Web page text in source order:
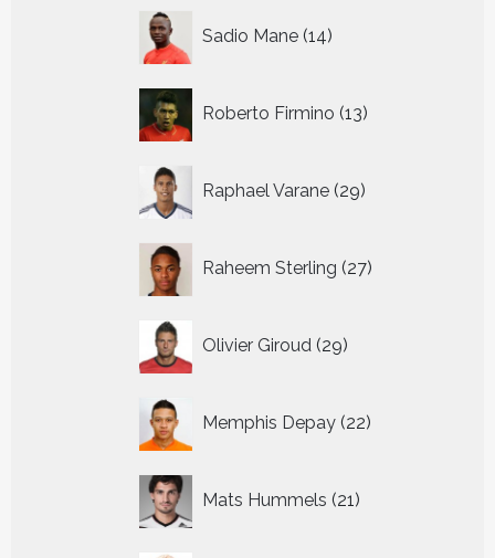
Sadio Mane 14
producten
Roberto Firmino 13
producten
Raphael Varane 29
producten
Raheem Sterling 27
producten
Olivier Giroud 29
producten
Memphis Depay 22
producten
Mats Hummels 21
producten